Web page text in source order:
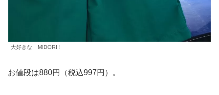
大好きな MIDORI！
お値段は880円（税込997円）。